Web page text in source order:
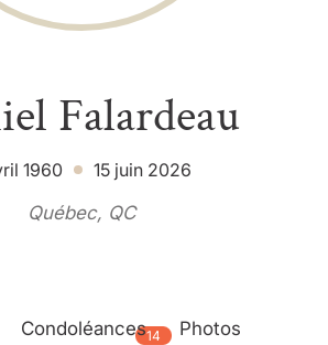
Falardeau
1960
15 juin 2026
Québec, QC
14
Condoléances Photos